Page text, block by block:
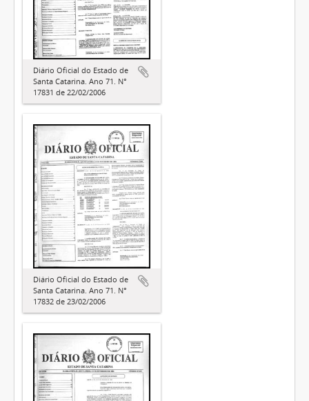
Diário Oficial do Estado de
Santa Catarina. Ano 71. N°
17831 de 22/02/2006
Diário Oficial do Estado de
Santa Catarina. Ano 71. N°
17832 de 23/02/2006